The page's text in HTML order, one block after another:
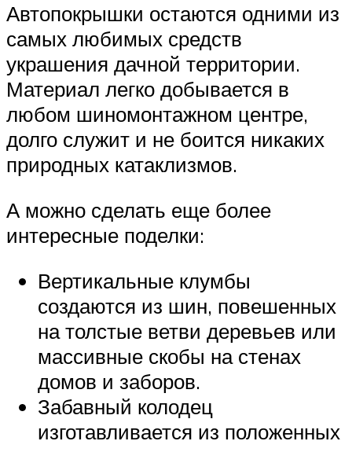
Автопокрышки остаются одними из
самых любимых средств
украшения дачной территории.
Материал легко добывается в
любом шиномонтажном центре,
долго служит и не боится никаких
природных катаклизмов.
А можно сделать еще более
интересные поделки:
Вертикальные клумбы
создаются из шин, повешенных
на толстые ветви деревьев или
массивные скобы на стенах
домов и заборов.
Забавный колодец
изготавливается из положенных